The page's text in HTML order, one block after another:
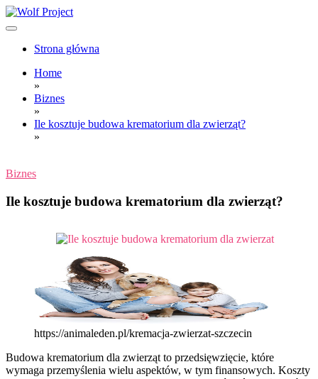
Skip
to
Wolf Project
Strona główna
Home
»
Biznes
»
Ile kosztuje budowa krematorium dla zwierząt?
»
Biznes
Ile kosztuje budowa krematorium dla zwierząt?
https://animaleden.pl/kremacja-zwierzat-szczecin
Budowa krematorium dla zwierząt to przedsięwzięcie, które
wymaga przemyślenia wielu aspektów, w tym finansowych. Koszty